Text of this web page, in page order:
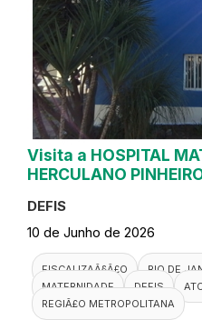
Visita a HOSPITAL
HERCULANO
DEFIS
10 de Junho de 2026
FISCALIZAÃ§Ã£O
RIO DE
MATERNIDADE
DEFIS
REGIÃ£O METROPOLITANA